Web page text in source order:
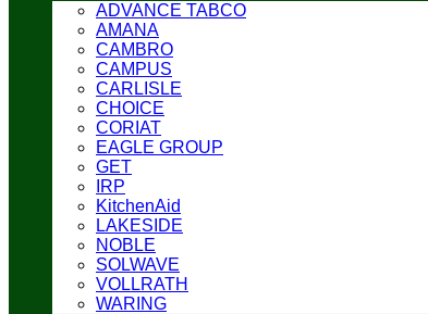
ADVANCE TABCO
AMANA
CAMBRO
CAMPUS
CARLISLE
CHOICE
CORIAT
EAGLE GROUP
GET
IRP
KitchenAid
LAKESIDE
NOBLE
SOLWAVE
VOLLRATH
WARING